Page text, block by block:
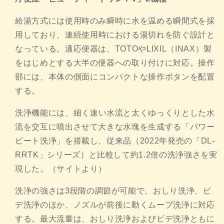
給湯方式には使用時のみ瞬時に水を温める瞬間式を採
用しており、 連続使用時における湯切れを防ぐ設計と
なっている。適応便器は、 TOTOやLIXIL（INAX）製
をはじめとする大半の便器への取り付けに対応。操作
部には、 本体の側面にコンパクトな操作ボタンを配置
する。
洗浄機能には、 細く速い水流と太くゆっくりとした水
流を交互に噴出させて大きな水塊を生成する「パワー
ビート洗浄」を搭載し、従来品（2022年発売の「DL-
RRTK」シリーズ）と比較して約1.2倍の洗浄強さを実
現した。（サイトより）
洗浄の強さは3段階の調節が可能で、おしり洗浄、
ビ
デ洗浄のほか、ノズルが前後に動くムーブ洗浄に対応
する。 最大流量は、おしり洗浄およびビデ洗浄ともに